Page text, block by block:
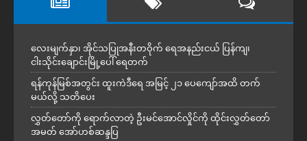
လေးမျက်နှာ၊ အိုင်သပြုအနီးတဝိုက် ရေအနည်းငယ် ပြန်ကျ၊
ငါးသိုင်းချောင်းမြို့ပေါ် ရေတက်
ရန်ကုန်မြစ်အတွင်း ထူးကဲဒီရေ အ​မြင့် ၂၁ ပေကျော်အထိ တက်
မယ်လို့ သတိပေး
လွှတ်တော်ကို ရောက်လာတဲ့ ဦးမင်အောင်လှိုင်ကို ထိုင်းလွှတ်တော်
အမတ် အော်ဟစ်ဆန္ဒပြ